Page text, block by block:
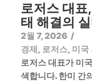
로저스 대표
태 해결의
2월 7, 2026 /
경제, 로저스, 미국
로저스 대표가 미
색합니다. 한미 간